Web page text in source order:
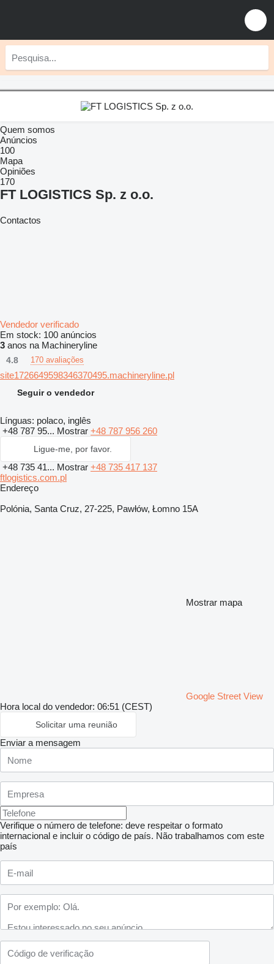
Quem somos
Anúncios
100
Mapa
Opiniões
170
FT LOGISTICS Sp. z o.o.
Contactos
Vendedor verificado
Em stock: 100 anúncios
3 anos na Machineryline
4.8 170 avaliações
site1726649598346370495.machineryline.pl
Seguir o vendedor
Línguas: polaco, inglês
+48 787 95... Mostrar +48 787 956 260
Ligue-me, por favor.
+48 735 41... Mostrar +48 735 417 137
ftlogistics.com.pl
Endereço
Polónia, Santa Cruz, 27-225, Pawłów, Łomno 15A
Mostrar mapa
Google Street View
Hora local do vendedor: 06:51 (CEST)
Solicitar uma reunião
Enviar a mensagem
Verifique o número de telefone: deve respeitar o formato
internacional e incluir o código de país. Não trabalhamos com este
país